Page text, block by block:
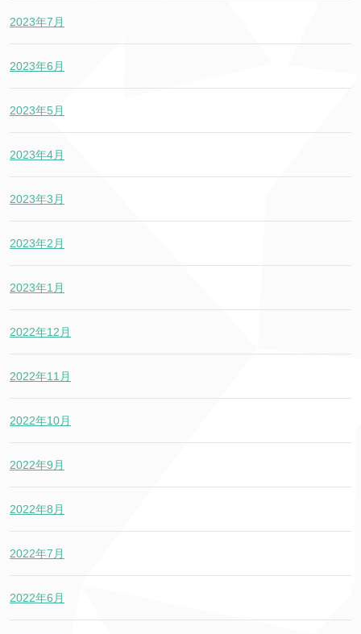
2023年7月
2023年6月
2023年5月
2023年4月
2023年3月
2023年2月
2023年1月
2022年12月
2022年11月
2022年10月
2022年9月
2022年8月
2022年7月
2022年6月